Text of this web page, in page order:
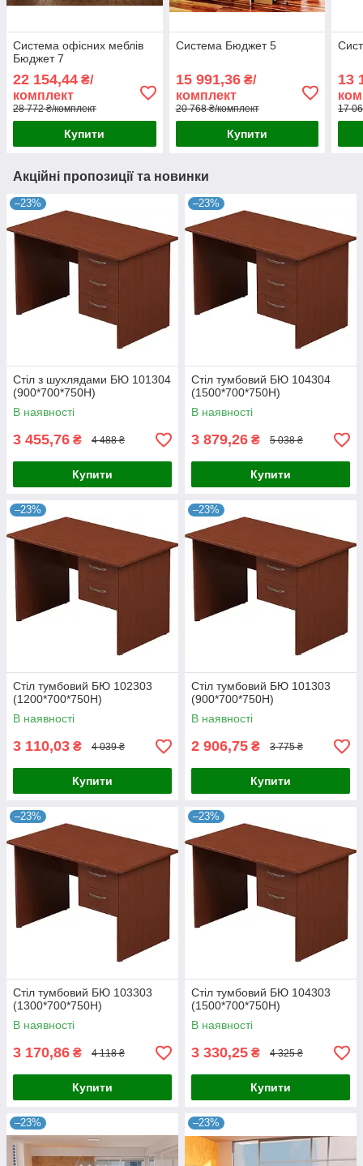
Система офісних меблів
Бюджет 7
22 154,44 ₴/
комплект
28 772 ₴/комплект
Купити
Система Бюджет 5
15 991,36₴/
комплект
20 768 ₴/комплект
Купити
13
17
Акційні пропозиції та новинки
–23%
Стіл з шухлядами БЮ 101304
(900*700*750Н)
В наявності
3 455,76 ₴ 4 488 ₴
Купити
–23%
Стіл тумбовий БЮ 104304
(1500*700*750Н)
В наявності
3 879,26 ₴ 5 038 ₴
Купити
–23%
Стіл тумбовий БЮ 102303
(1200*700*750Н)
В наявності
3 110,03 ₴ 4 039 ₴
Купити
–23%
Стіл тумбовий БЮ 101303
(900*700*750Н)
В наявності
2 906,75 ₴ 3 775 ₴
Купити
–23%
Стіл тумбовий БЮ 103303
(1300*700*750Н)
В наявності
3 170,86 ₴ 4 118 ₴
Купити
–23%
Стіл тумбовий БЮ 104303
(1500*700*750Н)
В наявності
3 330,25 ₴ 4 325 ₴
Купити
–23% –23%